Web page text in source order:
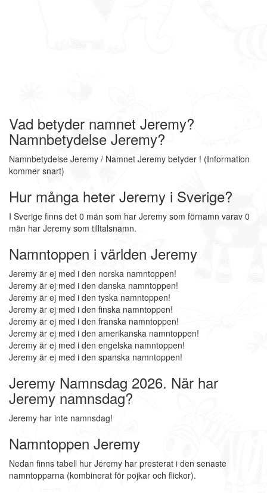
Vad betyder namnet Jeremy?
Namnbetydelse Jeremy?
Namnbetydelse Jeremy / Namnet Jeremy betyder ! (Information
kommer snart)
Hur många heter Jeremy i Sverige?
I Sverige finns det 0 män som har Jeremy som förnamn varav 0
män har Jeremy som tilltalsnamn.
Namntoppen i världen Jeremy
Jeremy är ej med i den norska namntoppen!
Jeremy är ej med i den danska namntoppen!
Jeremy är ej med i den tyska namntoppen!
Jeremy är ej med i den finska namntoppen!
Jeremy är ej med i den franska namntoppen!
Jeremy är ej med i den amerikanska namntoppen!
Jeremy är ej med i den engelska namntoppen!
Jeremy är ej med i den spanska namntoppen!
Jeremy Namnsdag 2026. När har
Jeremy namnsdag?
Jeremy har inte namnsdag!
Namntoppen Jeremy
Nedan finns tabell hur Jeremy har presterat i den senaste
namntopparna (kombinerat för pojkar och flickor).